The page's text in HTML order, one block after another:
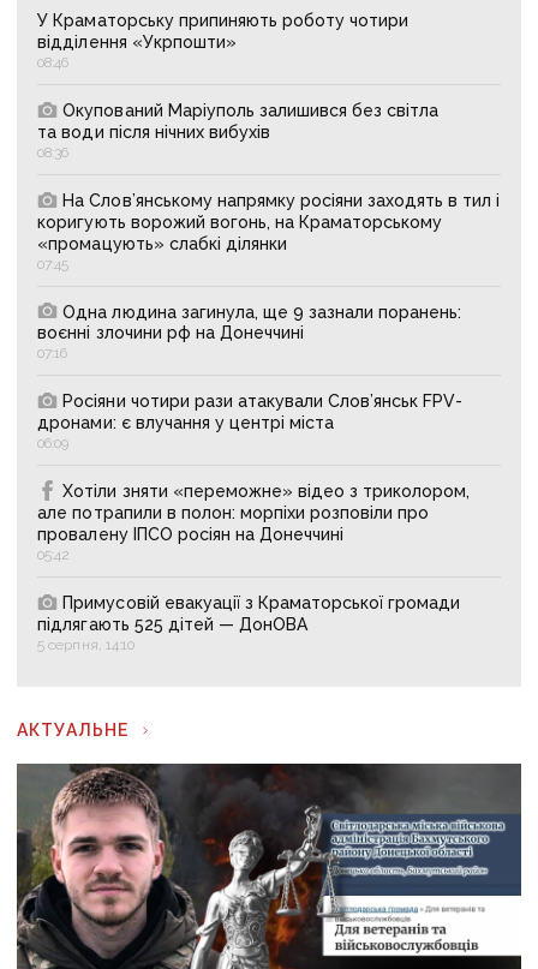
У Краматорську припиняють роботу чотири
відділення «Укрпошти»
08:46
Окупований Маріуполь залишився без світла
та води після нічних вибухів
08:36
На Слов’янському напрямку росіяни заходять в тил і
коригують ворожий вогонь, на Краматорському
«промацують» слабкі ділянки
07:45
Одна людина загинула, ще 9 зазнали поранень:
воєнні злочини рф на Донеччині
07:16
Росіяни чотири рази атакували Слов’янськ FPV-
дронами: є влучання у центрі міста
06:09
Хотіли зняти «переможне» відео з триколором,
але потрапили в полон: морпіхи розповіли про
провалену ІПСО росіян на Донеччині
05:42
Примусовій евакуації з Краматорської громади
підлягають 525 дітей — ДонОВА
5 серпня, 14:10
АКТУАЛЬНЕ